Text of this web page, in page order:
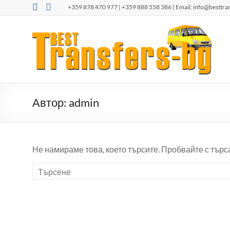
+359 878 470 977 | +359 888 558 386 | Email:
Besttransfers-
bg.com
Такси
Бургас /
летище
Бургас/.
Бургас
Автор: admin
Не намираме това, което търсите. Пробвайте с